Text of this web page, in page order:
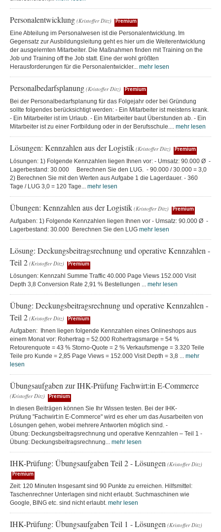
Personalentwicklung (Kristoffer Ditz) Premium
Eine Abteilung im Personalwesen ist die Personalentwicklung. Im
Gegensatz zur Ausbildungsleitung geht es hier um die Weiterentwicklung
der ausgelernten Mitarbeiter. Die Maßnahmen finden mit Training on the
Job und Training off the Job statt. Eine der wohl größten
Herausforderungen für die Personalentwickler... mehr lesen
Personalbedarfsplanung (Kristoffer Ditz) Premium
Bei der Personalbedarfsplanung für das Folgejahr oder bei Gründung
sollte folgendes berücksichtigt werden: - Ein Mitarbeiter ist meistens krank.
- Ein Mitarbeiter ist im Urlaub. - Ein Mitarbeiter baut Überstunden ab. - Ein
Mitarbeiter ist zu einer Fortbildung oder in der Berufsschule.... mehr lesen
Lösungen: Kennzahlen aus der Logistik (Kristoffer Ditz) Premium
Lösungen: 1) Folgende Kennzahlen liegen Ihnen vor: - Umsatz: 90.000 Ø -
Lagerbestand: 30.000 Berechnen Sie den LUG. - 90.000 / 30.000 = 3,0
2) Berechnen Sie mit den Werten aus Aufgabe 1 die Lagerdauer. - 360
Tage / LUG 3,0 = 120 Tage... mehr lesen
Übungen: Kennzahlen aus der Logistik (Kristoffer Ditz) Premium
Aufgaben: 1) Folgende Kennzahlen liegen Ihnen vor - Umsatz: 90.000 Ø -
Lagerbestand: 30.000 Berechnen Sie den LUG mehr lesen
Lösung: Deckungsbeitragsrechnung und operative Kennzahlen -
Teil 2 (Kristoffer Ditz) Premium
Lösungen: Kennzahl Summe Traffic 40.000 Page Views 152.000 Visit
Depth 3,8 Conversion Rate 2,91 % Bestellungen ... mehr lesen
Übung: Deckungsbeitragsrechnung und operative Kennzahlen -
Teil 2 (Kristoffer Ditz) Premium
Aufgaben: Ihnen liegen folgende Kennzahlen eines Onlineshops aus
einem Monat vor: Rohertrag = 52.000 Rohertragsmarge = 54 %
Retourenquote = 43 % Storno-Quote = 2 % Verkaufsmenge = 3.320 Teile
Teile pro Kunde = 2,85 Page Views = 152.000 Visit Depth = 3,8 ... mehr
lesen
Übungsaufgaben zur IHK-Prüfung Fachwirt:in E-Commerce
(Kristoffer Ditz) Premium
In diesen Beiträgen können Sie Ihr Wissen testen. Bei der IHK-
Prüfung "Fachwirt:in E-Commerce" wird es eher um das Ausarbeiten von
Lösungen gehen, wobei mehrere Antworten möglich sind. -
Übung: Deckungsbeitragsrechnung und operative Kennzahlen – Teil 1 -
Übung: Deckungsbeitragsrechnung... mehr lesen
IHK-Prüfung: Übungsaufgaben Teil 2 - Lösungen (Kristoffer Ditz)
Premium
Zeit: 120 Minuten Insgesamt sind 90 Punkte zu erreichen. Hilfsmittel:
Taschenrechner Unterlagen sind nicht erlaubt. Suchmaschinen wie
Google, BING etc. sind nicht erlaubt. mehr lesen
IHK-Prüfung: Übungsaufgaben Teil 1 - Lösungen (Kristoffer Ditz)